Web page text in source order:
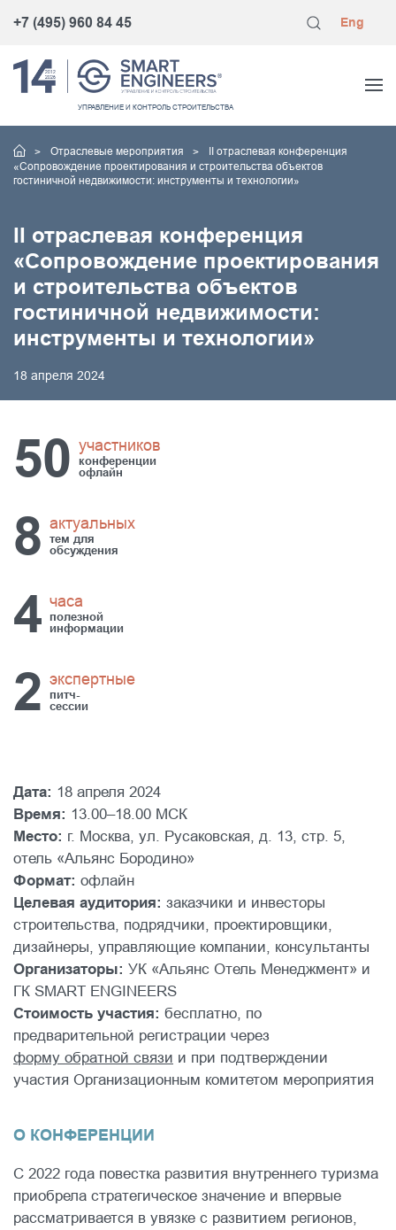
+7 (495) 960 84 45 Eng
УПРАВЛЕНИЕ И КОНТРОЛЬ СТРОИТЕЛЬСТВА
Отраслевые мероприятия
II отраслевая конференция
«Сопровождение проектирования и строительства объектов
гостиничной недвижимости: инструменты и технологии»
II отраслевая конференция
«Сопровождение проектирования
и строительства объектов
гостиничной недвижимости:
инструменты и технологии»
18 апреля 2024
50 участников
конференции
офлайн
8 актуальных
тем для
обсуждения
4 часа
полезной
информации
2 экспертные
питч-
сессии
Дата: 18 апреля 2024
Время: 13.00–18.00 МСК
Место: г. Москва, ул. Русаковская, д. 13, стр. 5,
отель «Альянс Бородино»
Формат: офлайн
Целевая аудитория: заказчики и инвесторы
строительства, подрядчики, проектировщики,
дизайнеры, управляющие компании, консультанты
Организаторы: УК «Альянс Отель Менеджмент» и
ГК SMART ENGINEERS
Стоимость участия: бесплатно, по
предварительной регистрации через
форму обратной связи и при подтверждении
участия Организационным комитетом мероприятия
О КОНФЕРЕНЦИИ
С 2022 года повестка развития внутреннего туризма
приобрела стратегическое значение и впервые
рассматривается в увязке с развитием регионов,